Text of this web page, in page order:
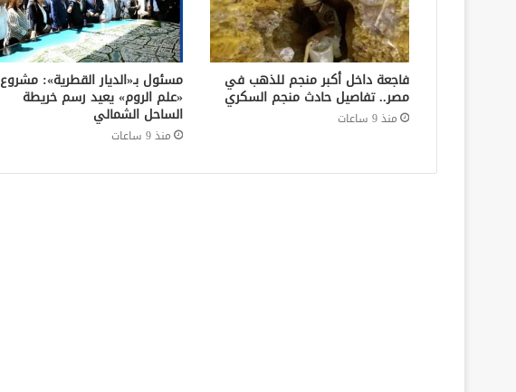
فاجعة داخل أكبر منجم للذهب في
مصر.. تفاصيل حادث منجم السكري
منذ 9 ساعات
مسئول بـ«الديار القطرية»: مشروع
«علم الروم» يعيد رسم خريطة
الساحل الشمالي
منذ 9 ساعات